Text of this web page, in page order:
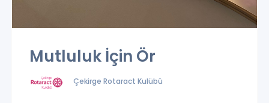
Mutluluk İçin Ör
Çekirge Rotaract Kulübü